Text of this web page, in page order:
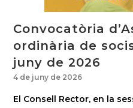
Convocatòria
ordinària de
juny de 2026
4 de juny de 2026
El Consell Rector, en la